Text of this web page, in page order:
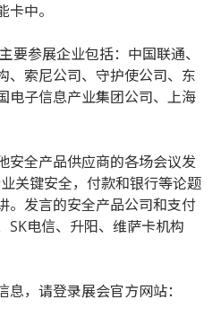
中。
要参展企业包括：中国联通、
、索尼公司、守护使公司、东
电子信息产业集团公司、上海
安全产品供应商的各场会议发
关键安全，付款和银行等论题
。发言的安全产品公司和支付
SK电信、升阳、维萨卡机构
，请登录展会官方网站：